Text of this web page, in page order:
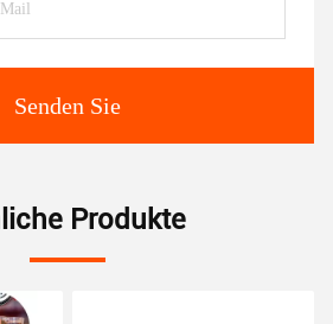
Senden Sie
Produkte